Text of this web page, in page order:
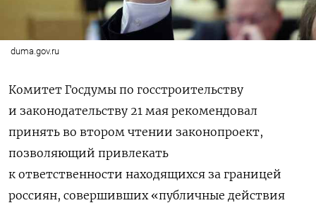
duma.gov.ru
Комитет Госдумы по госстроительству
и законодательству 21 мая рекомендовал
принять во втором чтении законопроект,
позволяющий привлекать
к ответственности находящихся за границей
россиян, совершивших «публичные действия